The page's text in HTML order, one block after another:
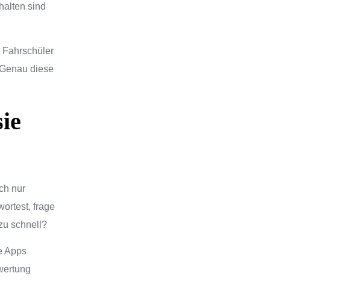
sind
Fahrschüler
diese
nur
frage
schnell?
Apps